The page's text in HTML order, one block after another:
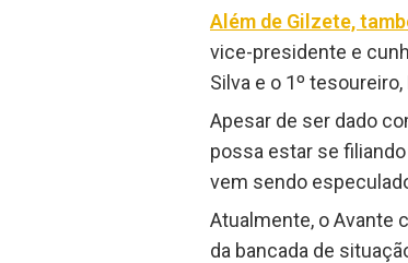
Além de Gilzete,
vice-presidente e
Silva e o 1º
Apesar de ser dado
possa estar se
vem sendo
Atualmente, o Avante
da bancada de